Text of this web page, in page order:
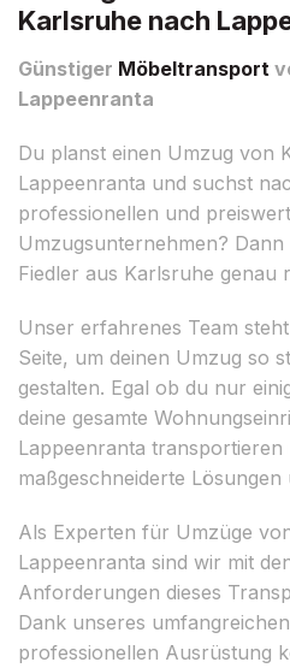
Karlsruhe nach
Günstiger Möbeltransport
Lappeenranta
Du planst einen Umzug von
Lappeenranta und suchst
professionellen und
Umzugsunternehmen?
Fiedler aus Karlsruhe genau
Unser erfahrenes Team
Seite, um deinen Umzug so
gestalten. Egal ob du nur
deine gesamte
Lappeenranta
maßgeschneiderte Lösungen
Als Experten für Umzüge
Lappeenranta sind wir mit
Anforderungen dieses
Dank unseres
professionellen Ausrüstung